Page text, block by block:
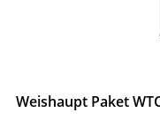
Weishaupt Paket